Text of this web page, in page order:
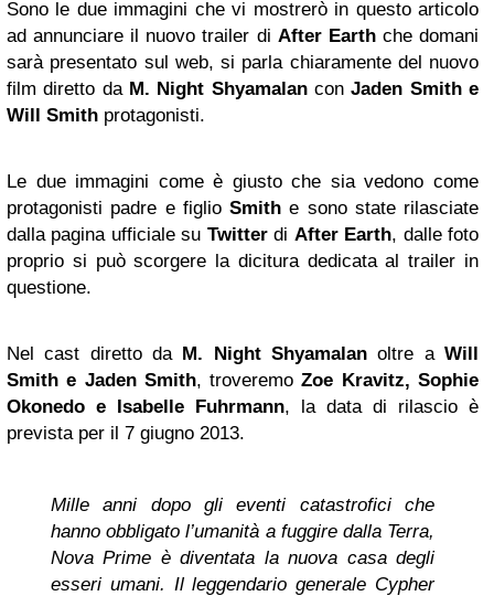
Sono le due immagini che vi mostrerò in questo articolo
ad annunciare il nuovo trailer di After Earthche domani
sarà presentato sul web, si parla chiaramente del nuovo
film diretto da M. Night ShyamalanconJaden Smith e
Will Smith protagonisti.
Le due immagini come è giusto che sia vedono come
protagonisti padre e figlio Smithe sono state rilasciate
dalla pagina ufficiale su Twitter di After Earth, dalle foto
proprio si può scorgere la dicitura dedicata al trailer in
questione.
Nel cast diretto da M. Night Shyamalan oltre aWill
Smith e Jaden Smith, troveremoZoe Kravitz, Sophie
Okonedo e Isabelle Fuhrmann, la data di rilascio è
prevista per il 7 giugno 2013.
Mille anni dopo gli eventi catastrofici che
hanno obbligato l’umanità a fuggire dalla Terra,
Nova Prime è diventata la nuova casa degli
esseri umani. Il leggendario generale Cypher